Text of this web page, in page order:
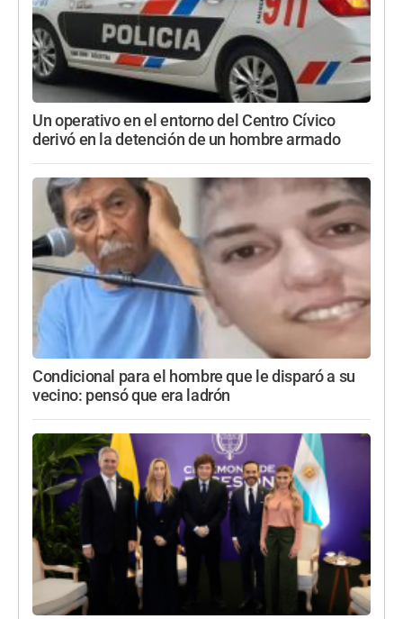
Un operativo en el entorno del Centro Cívico
derivó en la detención de un hombre armado
Condicional para el hombre que le disparó a su
vecino: pensó que era ladrón